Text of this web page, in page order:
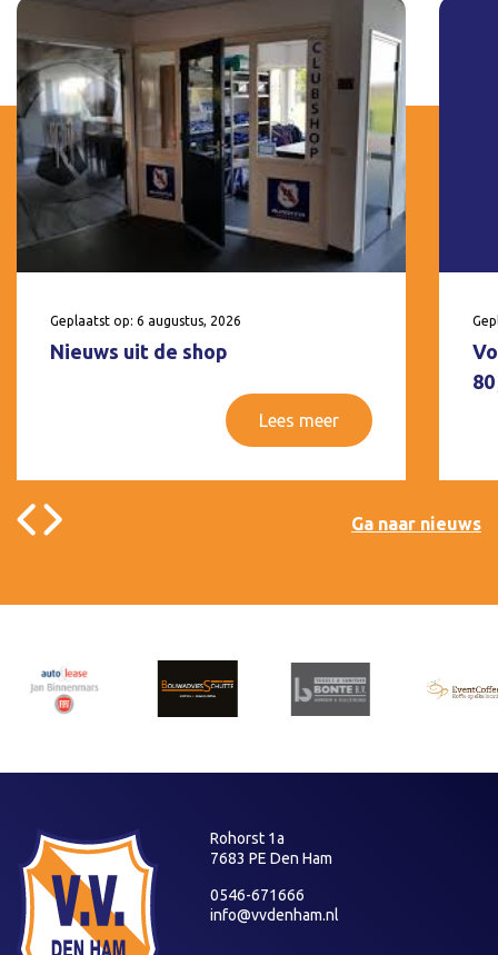
Geplaatst op: 6 augustus, 2026
Nieuws uit de shop
Lees meer
Ga naar nieuws
Rohorst 1a
7683 PE Den Ham
0546-671666
info@vvdenham.nl